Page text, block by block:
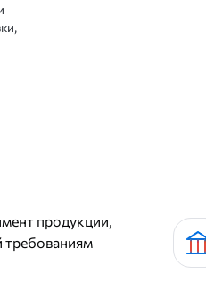
продукции,
требованиям